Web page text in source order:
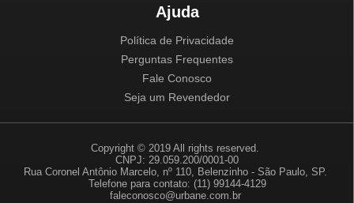
Ajuda
Política de Privacidade
Perguntas Frequentes
Fale Conosco
Seja um Revendedor
Copyright © 2019 All rights reserved.
CNPJ: 29.059.200/0001-00
Rua Coronel Antônio Marcelo, nº 110, Belenzinho - São Paulo, SP.
Telefone para contato: (11) 99144-4129
faleconosco@urbane.com.br